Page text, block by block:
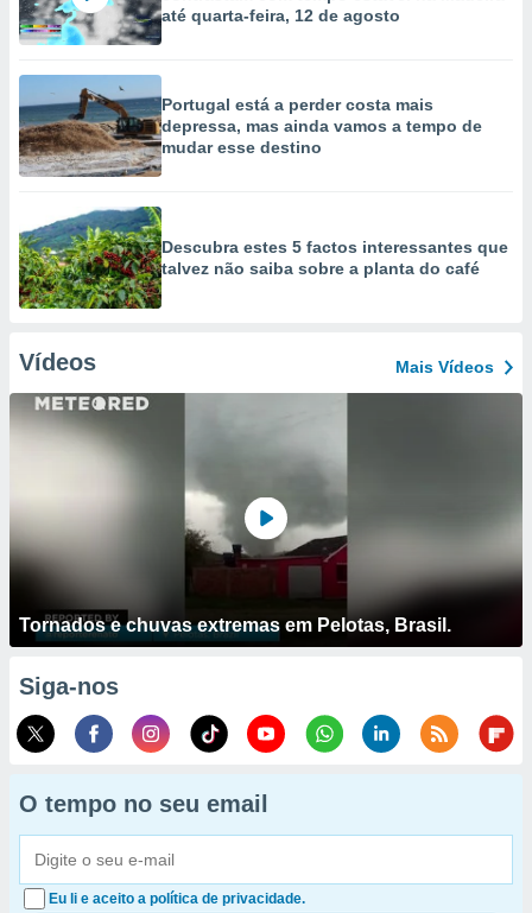
até quarta-feira, 12 de agosto
Portugal está a perder costa mais
depressa, mas ainda vamos a tempo de
mudar esse destino
Descubra estes 5 factos interessantes que
talvez não saiba sobre a planta do café
Vídeos Mais Vídeos
Tornados e chuvas extremas em Pelotas, Brasil.
Siga-nos
O tempo no seu email
Eu li e aceito a política de privacidade.